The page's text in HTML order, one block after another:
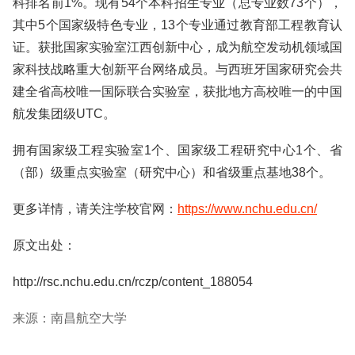
科排名前1%。现有54个本科招生专业（总专业数73个），
其中5个国家级特色专业，13个专业通过教育部工程教育认
证。获批国家实验室江西创新中心，成为航空发动机领域国
家科技战略重大创新平台网络成员。与西班牙国家研究会共
建全省高校唯一国际联合实验室，获批地方高校唯一的中国
航发集团级UTC。
拥有国家级工程实验室1个、国家级工程研究中心1个、省
（部）级重点实验室（研究中心）和省级重点基地38个。
更多详情，请关注学校官网： https://www.nchu.edu.cn/
原文出处：
http://rsc.nchu.edu.cn/rczp/content_188054
来源：南昌航空大学